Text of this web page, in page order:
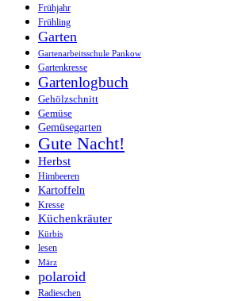
Frühjahr
Frühling
Garten
Gartenarbeitsschule Pankow
Gartenkresse
Gartenlogbuch
Gehölzschnitt
Gemüse
Gemüsegarten
Gute Nacht!
Herbst
Himbeeren
Kartoffeln
Kresse
Küchenkräuter
Kürbis
lesen
März
polaroid
Radieschen